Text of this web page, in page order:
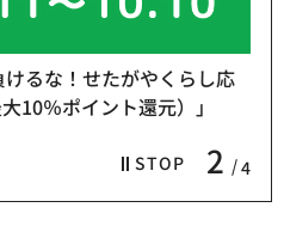
STOP 2 4
るな！せたがやくらし応
10％ポイント還元）」